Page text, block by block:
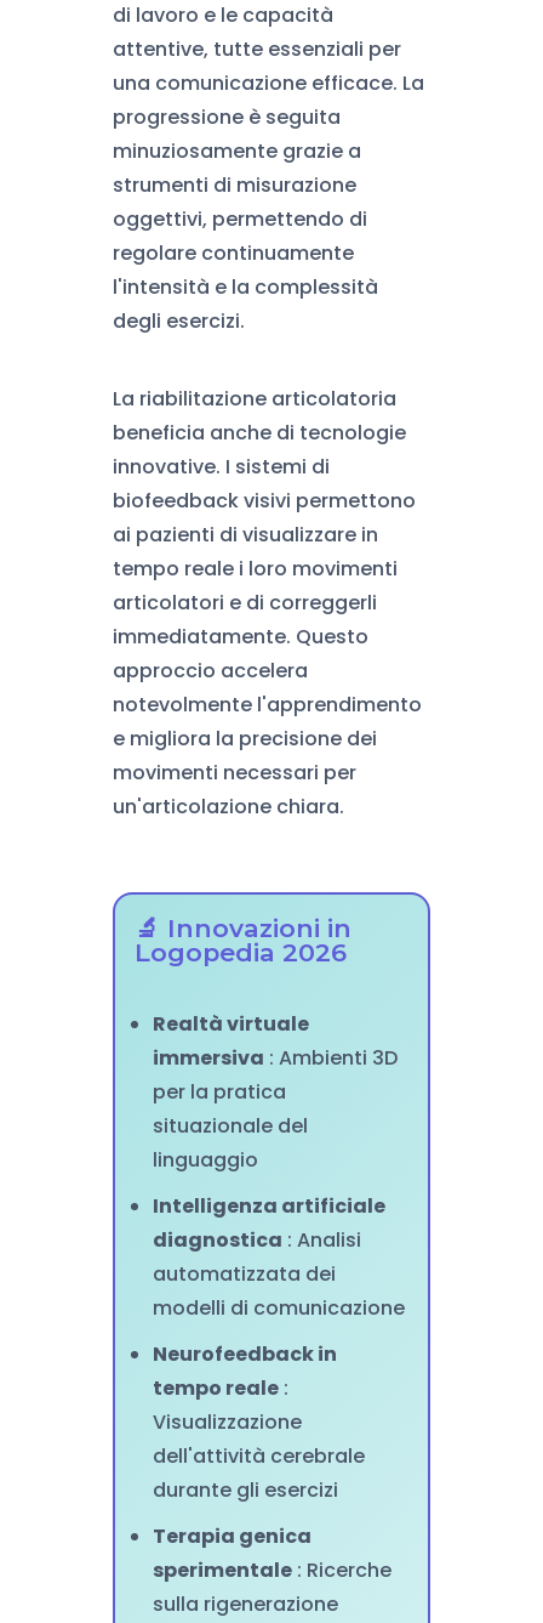
di lavoro e le capacità
attentive, tutte essenziali per
una comunicazione efficace. La
progressione è seguita
minuziosamente grazie a
strumenti di misurazione
oggettivi, permettendo di
regolare continuamente
l'intensità e la complessità
degli esercizi.
La riabilitazione articolatoria
beneficia anche di tecnologie
innovative. I sistemi di
biofeedback visivi permettono
ai pazienti di visualizzare in
tempo reale i loro movimenti
articolatori e di correggerli
immediatamente. Questo
approccio accelera
notevolmente l'apprendimento
e migliora la precisione dei
movimenti necessari per
un'articolazione chiara.
🔬 Innovazioni in
Logopedia 2026
Realtà virtuale
immersiva : Ambienti 3D
per la pratica
situazionale del
linguaggio
Intelligenza artificiale
diagnostica : Analisi
automatizzata dei
modelli di comunicazione
Neurofeedback in
tempo reale:
Visualizzazione
dell'attività cerebrale
durante gli esercizi
Terapia genica
sperimentale: Ricerche
sulla rigenerazione